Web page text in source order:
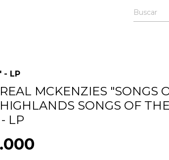
- LP
MCKENZIES "SONGS
SONGS OF THE
LP